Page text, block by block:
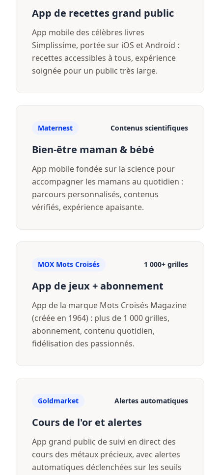
App de recettes grand public
App mobile des célèbres livres
Simplissime, portée sur iOS et Android :
recettes accessibles à tous, expérience
soignée pour un public très large.
Maternest Contenus scientifiques
Bien-être maman & bébé
App mobile fondée sur la science pour
accompagner les mamans au quotidien :
parcours personnalisés, contenus
vérifiés, expérience apaisante.
MOX Mots Croisés 1 000+ grilles
App de jeux + abonnement
App de la marque Mots Croisés Magazine
(créée en 1964) : plus de 1 000 grilles,
abonnement, contenu quotidien,
fidélisation des passionnés.
Goldmarket Alertes automatiques
Cours de l'or et alertes
App grand public de suivi en direct des
cours des métaux précieux, avec alertes
automatiques déclenchées sur les seuils